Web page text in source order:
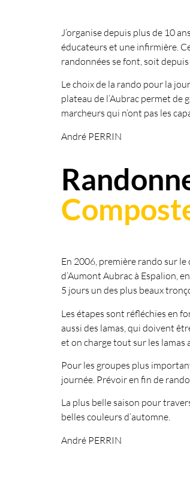
J’organise depuis plus de 10
éducateurs et une infirmière.
randonnées se font, soit
Le choix de la rando pour la
plateau de l’Aubrac permet de
marcheurs qui n’ont pas les
André PERRIN
En 2006, première rando sur le
d’Aumont Aubrac à Espalion,
5 jours un des plus beaux
Les étapes sont réfléchies en
aussi des lamas, qui doivent
et on charge tout sur les lamas
Pour les groupes plus
journée. Prévoir en fin de
La plus belle saison pour
belles couleurs d’automne.
André PERRIN